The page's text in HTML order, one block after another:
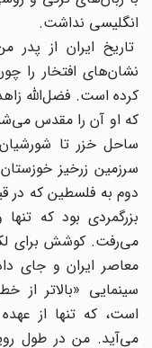
انگلیسی نداشت.
تاریخ ایران از پدر
نشان‌های افتخار را
کرده است. فضل‌الله
که او آن را مقدس
ساحل خزر تا شورشیان
سرزمین زرخیز
دوم به فلسطین که در
بزرگمردی بود که تنها
می‌رفت. کوشش برای
معاصر ایران و جای
سینمایی «بالا‌تر از
است‌، که تنها از عهده